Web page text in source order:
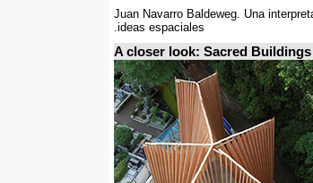
Juan Navarro Baldeweg. Una
ideas espaciales.
A closer look: Sacred Buildings